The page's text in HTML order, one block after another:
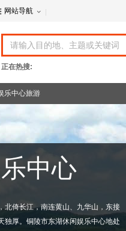
网站导航
正在热搜:
乐中心旅游
中心
北倚长江，南连黄山、九华山，东接
独厚。铜陵市东湖休闲娱乐中心地处